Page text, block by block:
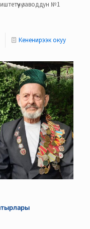
заводдун №1
Кененирээк окуу